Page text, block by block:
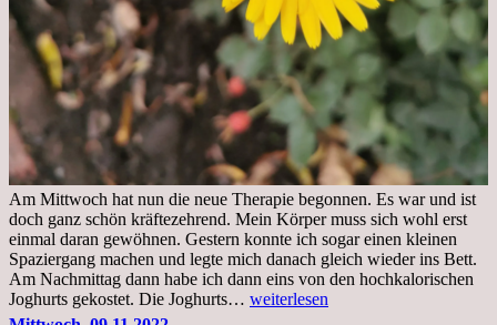
Am Mittwoch hat nun die neue Therapie begonnen. Es war und ist
doch ganz schön kräftezehrend. Mein Körper muss sich wohl erst
einmal daran gewöhnen. Gestern konnte ich sogar einen kleinen
Spaziergang machen und legte mich danach gleich wieder ins Bett.
Am Nachmittag dann habe ich dann eins von den hochkalorischen
Joghurts gekostet. Die Joghurts… Freitag,
weiterlesen